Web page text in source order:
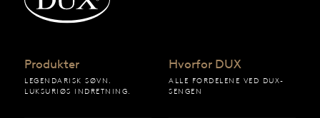
Produkter
LEGENDARISK SØVN.
LUKSURIØS INDRETNING.
Hvorfor DUX
ALLE FORDELENE VED DUX-
SENGEN